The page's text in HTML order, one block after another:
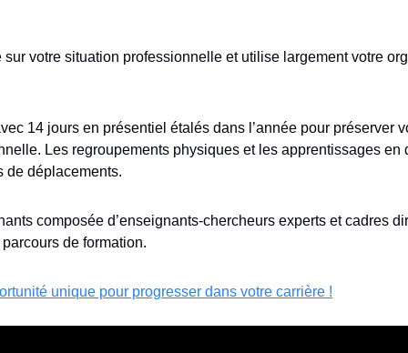
sur votre situation professionnelle et utilise largement votre
14 jours en présentiel étalés dans l’année pour préserver
Les regroupements physiques et les apprentissages en
de déplacements.
composée d’enseignants-chercheurs experts et cadres
de formation.
unique pour progresser dans votre carrière !